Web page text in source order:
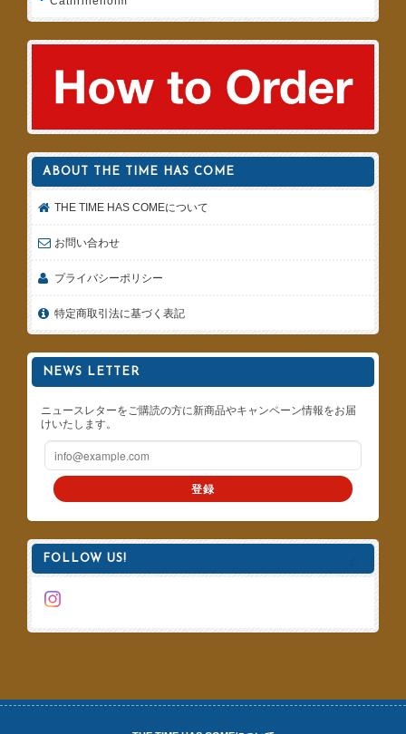
ABOUT THE TIME HAS COME
THE TIME HAS COMEについて
お問い合わせ
プライバシーポリシー
特定商取引法に基づく表記
NEWS LETTER
ニュースレターをご購読の方に新商品やキャンペーン情報をお届
けいたします。
登録
FOLLOW US!